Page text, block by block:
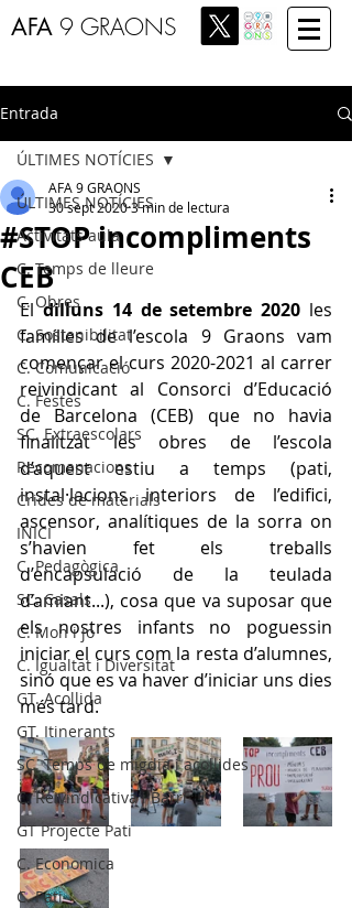
AFA 9 GRAONS
Entrada
ÚLTIMES NOTÍCIES
Activitats aula
C. Temps de lleure
C. Obres
C. Sostenibilitat
C. Comunicació
C. Festes
SC. Extraescolars
Recomanacions
Crides de materials
INICI
C. Pedagògica
SC. Casals
C. Mon i jo
C. Igualtat i Diversitat
GT. Acollida
GT. Itinerants
SC. Temps de migdia i acollides
C. Reivindicativa i Barri
GT Projecte Pati
C. Economica
C. Pati
ÚLTIMES NOTÍCIES
#STOP incompliments
CEB
AFA 9 GRAONS
30 sept 20203 min de lectura
El dilluns 14 de setembre 2020 les
famílies de l’escola 9 Graons vam
començar el curs 2020-2021 al carrer
reivindicant al Consorci d’Educació
de Barcelona (CEB) que no havia
finalitzat les obres de l’escola
d’aquest estiu a temps (pati,
instal·lacions interiors de l’edifici,
ascensor, analítiques de la sorra on
s’havien fet els treballs
d’encapsulació de la teulada
d’amiant...), cosa que va suposar que
els nostres infants no poguessin
iniciar el curs com la resta d’alumnes,
sinó que es va haver d’iniciar uns dies
més tard.